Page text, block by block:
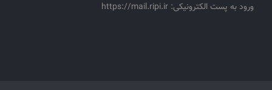
ورود به پست الکترونیکی: https://mail.ripi.ir